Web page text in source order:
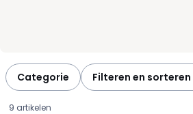
Categorie Filteren en sorteren
9 artikelen